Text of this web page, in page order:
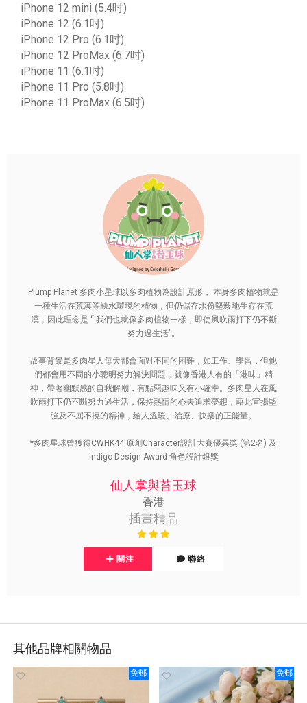
iPhone 12 mini (5.4吋)
iPhone 12 (6.1吋)
iPhone 12 Pro (6.1吋)
iPhone 12 ProMax (6.7吋)
iPhone 11 (6.1吋)
iPhone 11 Pro (5.8吋)
iPhone 11 ProMax (6.5吋)
Plump Planet 多肉小星球以多肉植物為設計原形， 本身多肉植物就是
一種生活在荒漠等缺水環境的植物，但仍儲存水份堅毅地生存在荒
漠，因此理念是 “ 我們也就像多肉植物一樣，即使風吹雨打下仍不斷
努力過生活”。
故事背景是多肉星人每天都會面對不同的困難，如工作、學習，但他
們都會用不同的小聰明努力解決問題，就像香港人有的「港味」精
神，帶著幽默感的自我解嘲，有點惡趣味又有小確幸。多肉星人在風
吹雨打下仍不斷努力過生活，保持熱情的心去追求夢想，藉此宣揚堅
強及不屈不撓的精神，給人溫暖、治療、快樂的正能量。
*多肉星球曾獲得CWHK44 原創Character設計大賽優異獎 (第2名) 及
Indigo Design Award 角色設計銀獎
仙人掌與苔玉球
香港
插畫精品
關注 聯絡
其他品牌相關物品
免郵 免郵